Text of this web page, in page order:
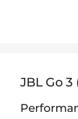
JBL Go